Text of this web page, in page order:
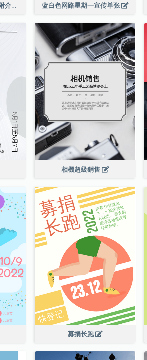
圣诞活动巡礼宣传单张(附介绍) 蓝白色网路星期一宣传单张
相機超級銷售
募捐长跑